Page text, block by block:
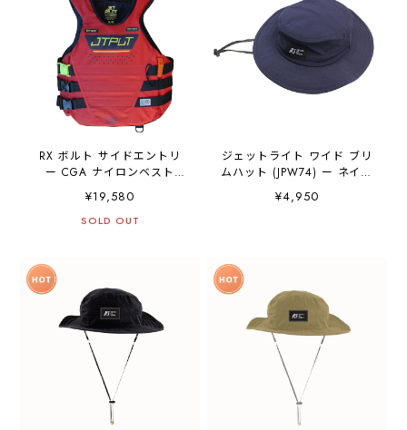
RX ボルト サイドエントリ
ー CGA ナイロンベスト
(JA25129CGA) - レッド
JETPILOT ジェットパイロッ
ト
¥19,580
SOLD OUT
ジェットライト ワイド ブリ
ムハット (JPW74) ー ネイビ
ー
¥4,950